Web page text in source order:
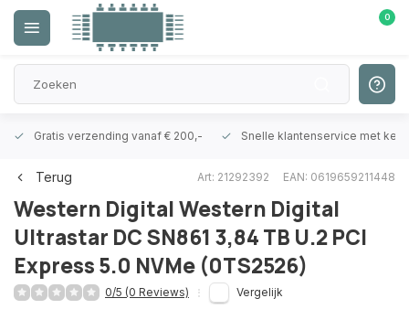
0
Gratis verzending vanaf € 200,- Snelle klantenservice met
Terug Art: 21292392 EAN: 0619659211448
Western DigitalWestern Digital
Ultrastar DC SN861 3,84 TB U.2 PCI
Express 5.0 NVMe (0TS2526)
0/5 (0 Reviews) Vergelijk